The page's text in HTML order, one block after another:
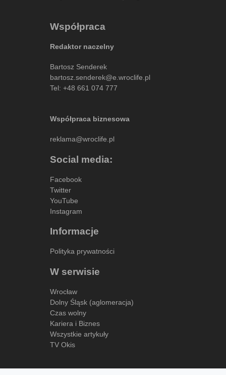
Współpraca
Redaktor naczelny
Bartosz Senderek
bartosz.senderek@e.wroclife.pl
Tel: +48 661 074 777
Współpraca biznesowa
reklama@wroclife.pl
Social media:
Facebook
Twitter
YouTube
Instagram
Informacje
Polityka prywatności
W serwisie
Wrocław
Dolny Śląsk (aglomeracja)
Czas wolny
Kariera i Biznes
Wszystkie artykuły
TV Okis